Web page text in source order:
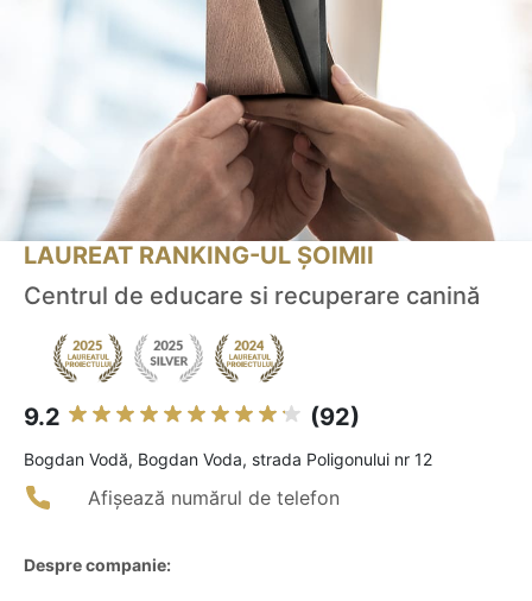
LAUREAT RANKING-UL ȘOIMII
Centrul de educare si recuperare canină
9.2 (92)
Bogdan Vodă, Bogdan Voda, strada Poligonului nr 12
Afișează numărul de telefon
Despre companie: